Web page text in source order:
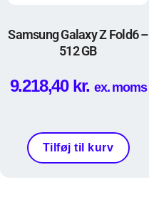
Samsung Galaxy Z Fold6 –
512 GB
9.218,40 kr. ex. moms
Tilføj til kurv